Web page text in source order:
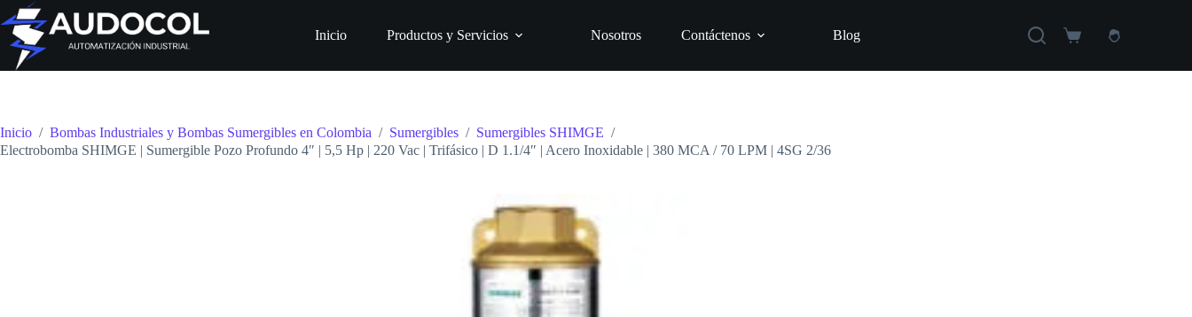
Saltar
al
contenido
Inicio Productos y Servicios Nosotros Contáctenos Blog
Carro
compra
Inicio / Bombas Industriales y Bombas Sumergibles en Colombia / Sumergibles / Sumergibles SHIMGE /
Electrobomba SHIMGE | Sumergible Pozo Profundo 4″ | 5,5 Hp | 220 Vac | Trifásico | D 1.1/4″ | Acero Inoxidable | 380 MCA / 70 LPM | 4SG 2/36